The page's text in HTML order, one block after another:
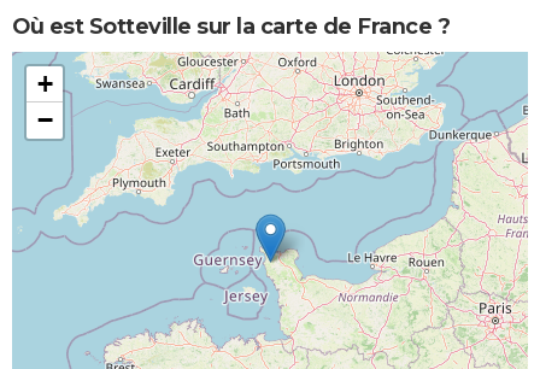
Où est Sotteville sur la carte de France ?
+
−